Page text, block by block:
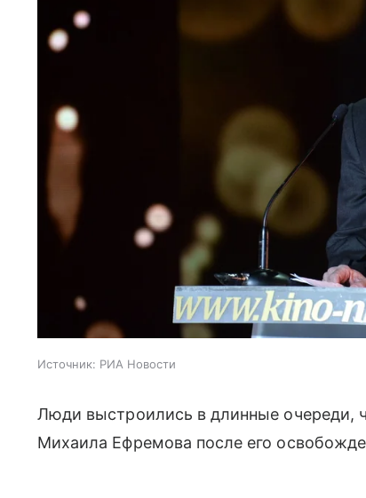
Источник: РИА Новости
Люди выстроились в длинные очереди,
Михаила Ефремова после его